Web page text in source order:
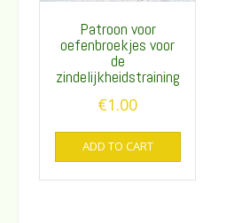
Patroon voor
oefenbroekjes voor
de
zindelijkheidstraining
€1.00
ADD TO CART